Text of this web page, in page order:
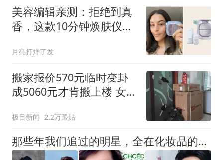
美容编辑亲测：拒绝到真
香，这款10分钟焕肤仪凭
月亮打烊了发
搬家报价570元临时变卦
成5060元才肯搬上楼 女子
极目新闻 2.2万跟贴
那些年我们追过的明星，全在化妆品的海报上｜谁在为美妆代言①